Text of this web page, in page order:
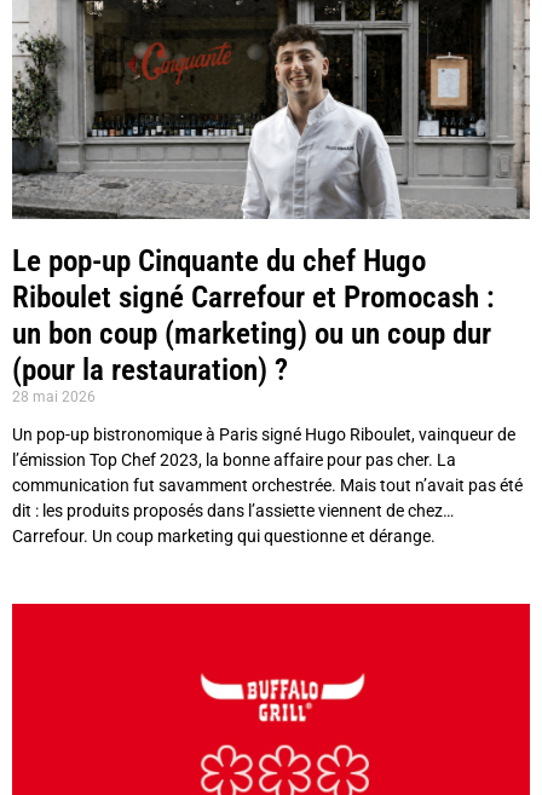
Le pop-up Cinquante du chef Hugo
Riboulet signé Carrefour et Promocash :
un bon coup (marketing) ou un coup dur
(pour la restauration) ?
28 mai 2026
Un pop-up bistronomique à Paris signé Hugo Riboulet, vainqueur de
l’émission Top Chef 2023, la bonne affaire pour pas cher. La
communication fut savamment orchestrée. Mais tout n’avait pas été
dit : les produits proposés dans l’assiette viennent de chez…
Carrefour. Un coup marketing qui questionne et dérange.